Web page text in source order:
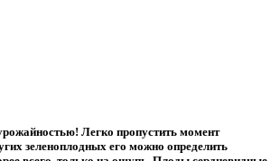
Легко пропустить момент
зеленоплодных его можно определить